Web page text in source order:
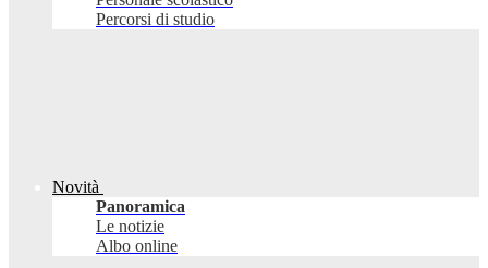
Percorsi di studio
Novità
Panoramica
Le notizie
Albo online